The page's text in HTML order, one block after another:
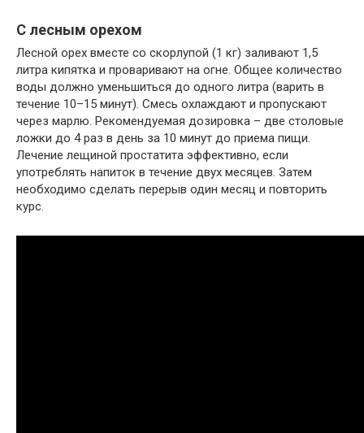
С лесным орехом
Лесной орех вместе со скорлупой (1 кг) заливают 1,5
литра кипятка и проваривают на огне. Общее количество
воды должно уменьшиться до одного литра (варить в
течение 10–15 минут). Смесь охлаждают и пропускают
через марлю. Рекомендуемая дозировка – две столовые
ложки до 4 раз в день за 10 минут до приема пищи.
Лечение лещиной простатита эффективно, если
употреблять напиток в течение двух месяцев. Затем
необходимо сделать перерыв один месяц и повторить
курс.